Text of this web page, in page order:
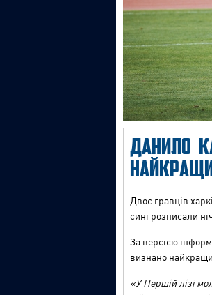
ДАНИЛО
Двоє гравців
сині розписали
За версією
визнано
«У Першій лізі